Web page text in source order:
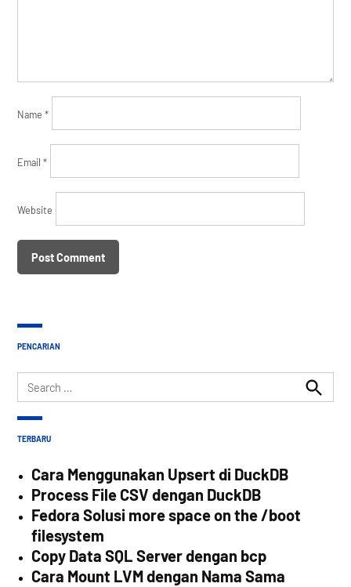
Name*
Email*
Website
PENCARIAN
Search
for:
Search
TERBARU
Cara Menggunakan Upsert di DuckDB
Process File CSV dengan DuckDB
Fedora Solusi more space on the /boot
filesystem
Copy Data SQL Server dengan bcp
Cara Mount LVM dengan Nama Sama